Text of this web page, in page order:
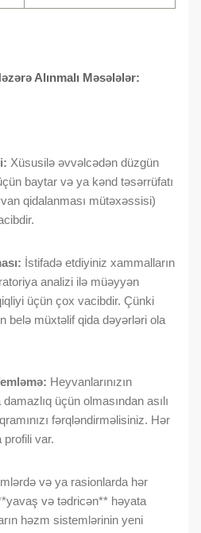
Alınmalı Məsələlər:
Xüsusilə əvvəlcədən düzgün
baytar və ya kənd təsərrüfatı
qidalanması mütəxəssisi)
İstifadə etdiyiniz xammalların
analizi ilə müəyyən
üçün çox vacibdir. Çünki
belə müxtəlif qida dəyərləri ola
Heyvanlarınızın
üçün olmasından asılı
fərqləndirməlisiniz. Hər
profili var.
və ya rasionlarda hər
və tədricən** həyata
həzm sistemlərinin yeni